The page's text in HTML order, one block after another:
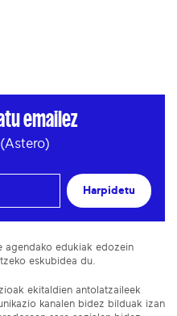
emailez
Harpidetu
agendako edukiak edozein
eskubidea du.
ekitaldien antolatzaileek
kanalen bidez bilduak izan